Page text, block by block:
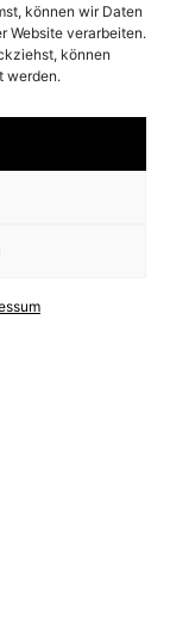
können wir Daten
Website verarbeiten.
können
werden.